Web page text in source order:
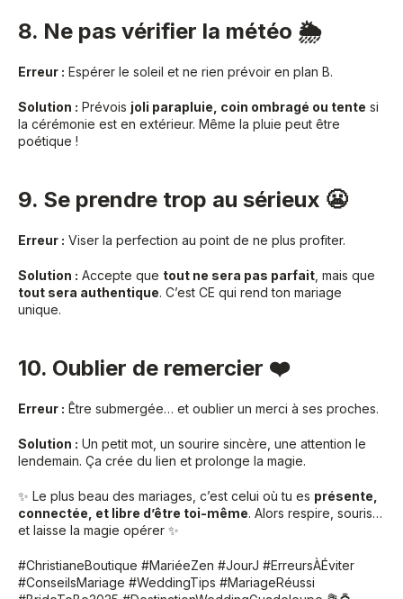
8. Ne pas vérifier la météo 🌦️
Erreur : Espérer le soleil et ne rien prévoir en plan B.
Solution : Prévois joli parapluie, coin ombragé ou tente si
la cérémonie est en extérieur. Même la pluie peut être
poétique !
9. Se prendre trop au sérieux 😬
Erreur : Viser la perfection au point de ne plus profiter.
Solution : Accepte que tout ne sera pas parfait , mais que
tout sera authentique. C’est CE qui rend ton mariage
unique.
10. Oublier de remercier ❤️
Erreur : Être submergée… et oublier un merci à ses proches.
Solution : Un petit mot, un sourire sincère, une attention le
lendemain. Ça crée du lien et prolonge la magie.
✨ Le plus beau des mariages, c’est celui où tu es présente,
connectée, et libre d’être toi-même. Alors respire, souris…
et laisse la magie opérer ✨
#ChristianeBoutique #MariéeZen #JourJ #ErreursÀÉviter
#ConseilsMariage #WeddingTips #MariageRéussi